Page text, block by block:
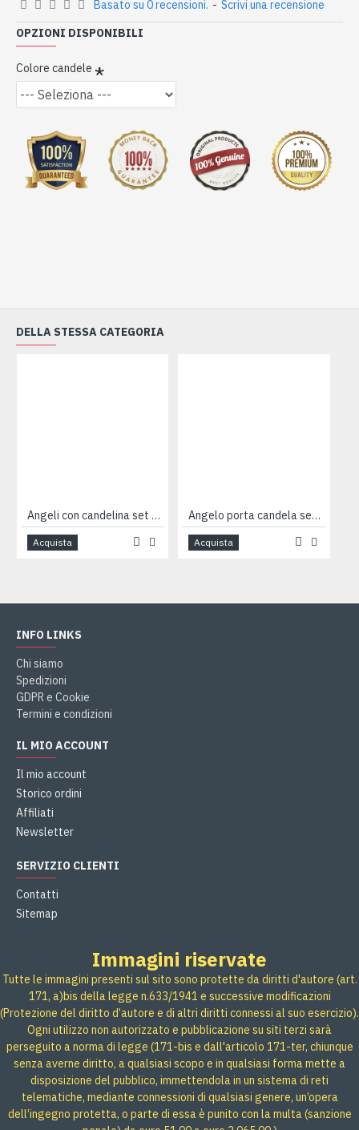
Basato su 0 recensioni. - Scrivi una recensione
OPZIONI DISPONIBILI
Colore candele
DELLA STESSA CATEGORIA
Angeli con candelina set 4pz
Acquista
Angelo porta candela seduto cm 13
Acquista
INFO LINKS
Chi siamo
Spedizioni
GDPR e Cookie
Termini e condizioni
IL MIO ACCOUNT
Il mio account
Storico ordini
Affiliati
Newsletter
SERVIZIO CLIENTI
Contatti
Sitemap
Immagini riservate
Tutte le immagini presenti sul sito sono protette da diritti d'autore (art.
171, a)bis della legge n.633/1941 e successive modificazioni
(Protezione del diritto d’autore e di altri diritti connessi al suo esercizio).
Ogni utilizzo non autorizzato e pubblicazione su siti terzi sarà
perseguito a norma di legge (171-bis e dall'articolo 171-ter, chiunque
senza averne diritto, a qualsiasi scopo e in qualsiasi forma mette a
disposizione del pubblico, immettendola in un sistema di reti
telematiche, mediante connessioni di qualsiasi genere, un’opera
dell’ingegno protetta, o parte di essa è punito con la multa (sanzione